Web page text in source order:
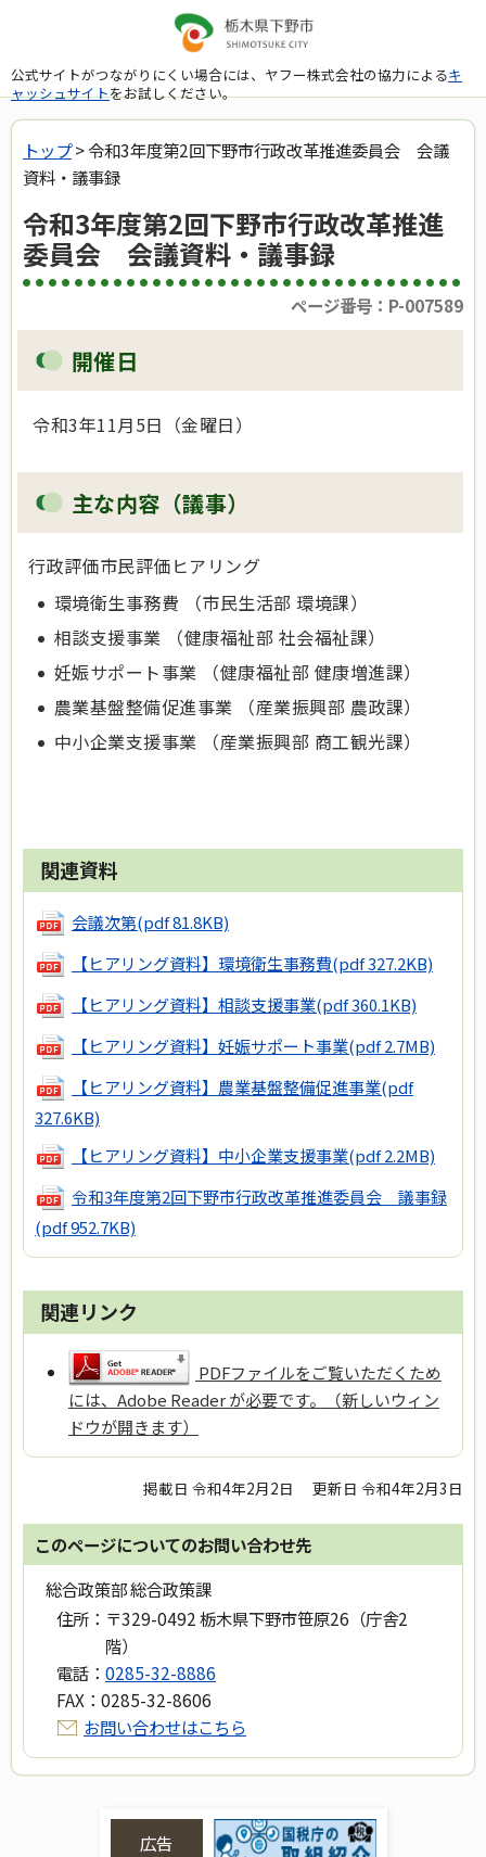
公式サイトがつながりにくい場合には、ヤフー株式会社の協力によるキ
ャッシュサイトをお試しください。
トップ> 令和3年度第2回下野市行政改革推進委員会 会議
資料・議事録
令和3年度第2回下野市行政改革推進
委員会 会議資料・議事録
ページ番号：P-007589
開催日
令和3年11月5日（金曜日）
主な内容（議事）
行政評価市民評価ヒアリング
環境衛生事務費 （市民生活部 環境課）
相談支援事業 （健康福祉部 社会福祉課）
妊娠サポート事業 （健康福祉部 健康増進課）
農業基盤整備促進事業 （産業振興部 農政課）
中小企業支援事業 （産業振興部 商工観光課）
関連資料
会議次第(pdf 81.8KB)
【ヒアリング資料】環境衛生事務費(pdf 327.2KB)
【ヒアリング資料】相談支援事業(pdf 360.1KB)
【ヒアリング資料】妊娠サポート事業(pdf 2.7MB)
【ヒアリング資料】農業基盤整備促進事業(pdf
327.6KB)
【ヒアリング資料】中小企業支援事業(pdf 2.2MB)
令和3年度第2回下野市行政改革推進委員会 議事録
(pdf 952.7KB)
関連リンク
PDFファイルをご覧いただくため
には、Adobe Reader が必要です。（新しいウィン
ドウが開きます）
掲載日 令和4年2月2日 更新日 令和4年2月3日
このページについてのお問い合わせ先
総合政策部 総合政策課
住所： 〒329-0492 栃木県下野市笹原26（庁舎2
階）
電話： 0285-32-8886
FAX： 0285-32-8606
お問い合わせはこちら
広告